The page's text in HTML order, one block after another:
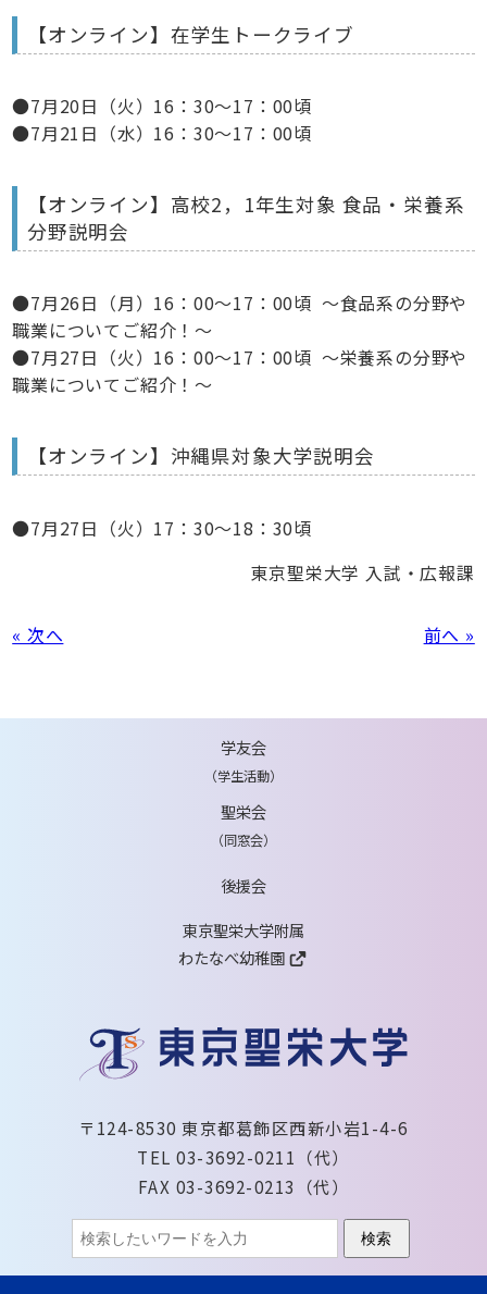
【オンライン】在学生トークライブ
●7月20日（火）16：30～17：00頃
●7月21日（水）16：30～17：00頃
【オンライン】高校2，1年生対象 食品・栄養系
分野説明会
●7月26日（月）16：00～17：00頃 ～食品系の分野や
職業についてご紹介！～
●7月27日（火）16：00～17：00頃 ～栄養系の分野や
職業についてご紹介！～
【オンライン】沖縄県対象大学説明会
●7月27日（火）17：30～18：30頃
東京聖栄大学 入試・広報課
« 次へ 前へ »
学友会
（学生活動）
聖栄会
（同窓会）
後援会
東京聖栄大学附属
わたなべ幼稚園
〒124-8530 東京都葛飾区西新小岩1-4-6
TEL 03-3692-0211（代）
FAX 03-3692-0213（代）